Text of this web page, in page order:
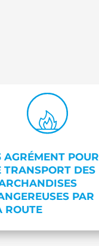
AGRÉMENT POUR
TRANSPORT DES
PAR
ROUTE